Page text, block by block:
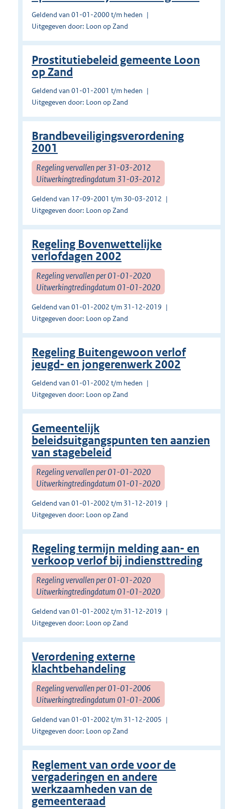
Geldend van 01-01-2000 t/m heden
Uitgegeven door: Loon op Zand
Prostitutiebeleid gemeente Loon
op Zand
Geldend van 01-01-2001 t/m heden
Uitgegeven door: Loon op Zand
Brandbeveiligingsverordening
2001
Regeling vervallen per 31-03-2012
Uitwerkingtredingdatum 31-03-2012
Geldend van 17-09-2001 t/m 30-03-2012
Uitgegeven door: Loon op Zand
Regeling Bovenwettelijke
verlofdagen 2002
Regeling vervallen per 01-01-2020
Uitwerkingtredingdatum 01-01-2020
Geldend van 01-01-2002 t/m 31-12-2019
Uitgegeven door: Loon op Zand
Regeling Buitengewoon verlof
jeugd- en jongerenwerk 2002
Geldend van 01-01-2002 t/m heden
Uitgegeven door: Loon op Zand
Gemeentelijk
beleidsuitgangspunten ten aanzien
van stagebeleid
Regeling vervallen per 01-01-2020
Uitwerkingtredingdatum 01-01-2020
Geldend van 01-01-2002 t/m 31-12-2019
Uitgegeven door: Loon op Zand
Regeling termijn melding aan- en
verkoop verlof bij indiensttreding
Regeling vervallen per 01-01-2020
Uitwerkingtredingdatum 01-01-2020
Geldend van 01-01-2002 t/m 31-12-2019
Uitgegeven door: Loon op Zand
Verordening externe
klachtbehandeling
Regeling vervallen per 01-01-2006
Uitwerkingtredingdatum 01-01-2006
Geldend van 01-01-2002 t/m 31-12-2005
Uitgegeven door: Loon op Zand
Reglement van orde voor de
vergaderingen en andere
werkzaamheden van de
gemeenteraad